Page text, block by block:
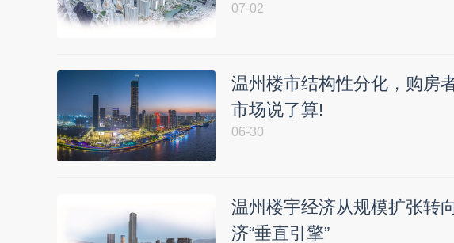
07-02
温州楼市结构性分化，购房
市场说了算!
06-30
温州楼宇经济从规模扩张转
济“垂直引擎”